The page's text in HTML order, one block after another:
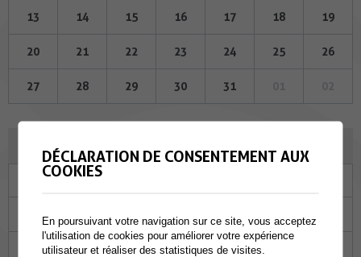
13 14 15 16 17 18 19
20 21 22 23 24 25 26
27 28 29 30 31
Ma
30 31
04 05 06 07
DÉCLARATION DE CONSENTEMENT AUX
COOKIES
En poursuivant votre navigation sur ce site, vous acceptez
l'utilisation de cookies pour améliorer votre expérience
utilisateur et réaliser des statistiques de visites.